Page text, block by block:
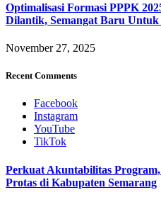
Optimalisasi Formasi PPPK
Dilantik, Semangat Baru
November 27, 2025
Recent Comments
Facebook
Instagram
YouTube
TikTok
Perkuat Akuntabilitas
Protas di Kabupaten Semarang